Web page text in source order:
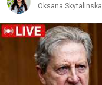
Oksana Skytalinska